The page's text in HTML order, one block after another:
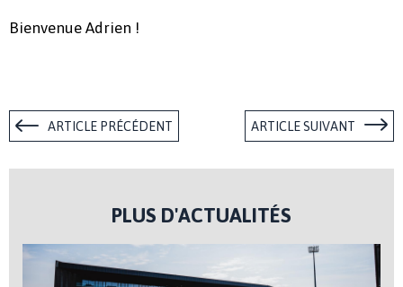
Bienvenue Adrien !
ARTICLE PRÉCÉDENT ARTICLE SUIVANT
PLUS D'ACTUALITÉS